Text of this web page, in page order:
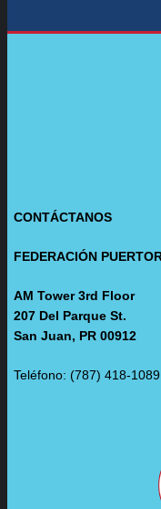
CONTÁCTANOS
FEDERACIÓN
AM Tower 3rd Floor
207 Del Parque St.
San Juan, PR 00912
Teléfono: (787) 418-1089